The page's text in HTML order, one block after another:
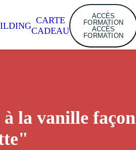
CARTE
CADEAU
ACCÈS
FORMATION
ACCÈS
FORMATION
à la vanille façon